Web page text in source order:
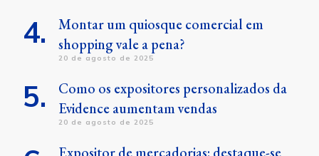
Montar um quiosque comercial em
shopping vale a pena?
20 de agosto de 2025
Como os expositores personalizados da
Evidence aumentam vendas
20 de agosto de 2025